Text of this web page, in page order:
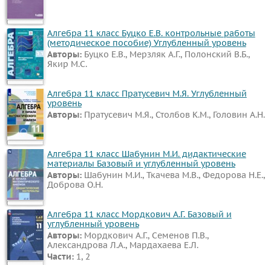
Алгебра 11 класс Буцко Е.В. контрольные работы
(методическое пособие) Углубленный уровень
Авторы: Буцко Е.В., Мерзляк А.Г., Полонский В.Б.,
Якир М.С.
Алгебра 11 класс Пратусевич М.Я. Углубленный
уровень
Авторы: Пратусевич М.Я., Столбов К.М., Головин А.Н.
Алгебра 11 класс Шабунин М.И. дидактические
материалы Базовый и углубленный уровень
Авторы: Шабунин М.И., Ткачева М.В., Федорова Н.Е.,
Доброва О.Н.
Алгебра 11 класс Мордкович А.Г. Базовый и
углубленный уровень
Авторы: Мордкович А.Г., Семенов П.В.,
Александрова Л.А., Мардахаева Е.Л.
Части: 1, 2